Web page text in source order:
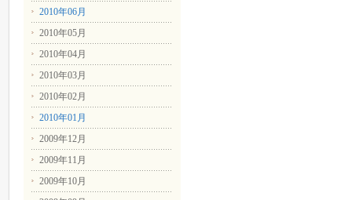
2010年06月
2010年05月
2010年04月
2010年03月
2010年02月
2010年01月
2009年12月
2009年11月
2009年10月